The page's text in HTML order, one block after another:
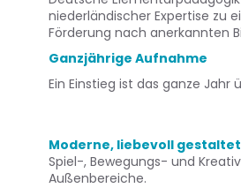
niederländischer Expertise zu
Förderung nach anerkannten
Ganzjährige Aufnahme
Ein Einstieg ist das ganze Jahr
Moderne, liebevoll
Spiel-, Bewegungs- und
Außenbereiche.